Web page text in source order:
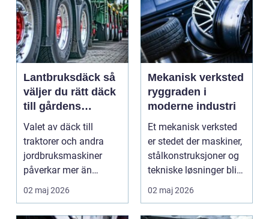
Lantbruksdäck så
väljer du rätt däck
till gårdens
maskiner
Valet av däck till
traktorer och andra
jordbruksmaskiner
påverkar mer än
många tror. Rätt däck
ger b...
02 maj 2026
Mekanisk verksted
ryggraden i
moderne industri
Et mekanisk verksted
er stedet der maskiner,
stålkonstruksjoner og
tekniske løsninger blir
holdt i g...
02 maj 2026